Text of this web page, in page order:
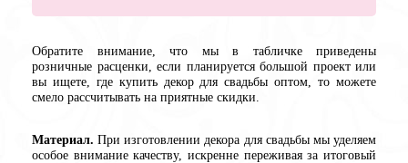
Обратите внимание, что мы в табличке приведены
розничные расценки, если планируется большой проект или
вы ищете, где купить декор для свадьбы оптом, то можете
смело рассчитывать на приятные скидки.
Материал. При изготовлении декора для свадьбы мы уделяем
особое внимание качеству, искренне переживая за итоговый